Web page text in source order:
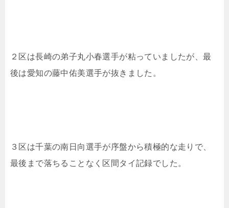
２区は長崎の弟子丸小春選手が粘っていましたが、最
後は愛知の藤中佑美選手が抜きました。
３区は千葉の南日向選手が序盤から積極的な走りで、
最後まで落ちることなく区間タイ記録でした。